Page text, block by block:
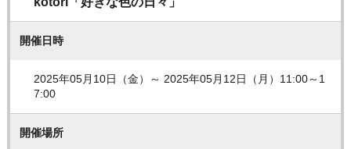
開催日時
2025年05月10日（金）～ 2025年05月12日（月）11:00～1
7:00
開催場所